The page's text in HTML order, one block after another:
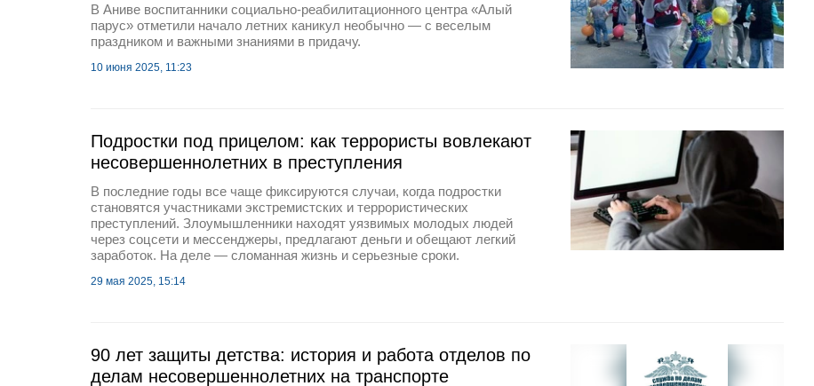
В Аниве воспитанники социально-реабилитационного центра «Алый
парус» отметили начало летних каникул необычно — с веселым
праздником и важными знаниями в придачу.
10 июня 2025, 11:23
Подростки под прицелом: как террористы вовлекают
несовершеннолетних в преступления
В последние годы все чаще фиксируются случаи, когда подростки
становятся участниками экстремистских и террористических
преступлений. Злоумышленники находят уязвимых молодых людей
через соцсети и мессенджеры, предлагают деньги и обещают легкий
заработок. На деле — сломанная жизнь и серьезные сроки.
29 мая 2025, 15:14
90 лет защиты детства: история и работа отделов по
делам несовершеннолетних на транспорте